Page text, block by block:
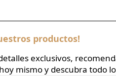
productos!
exclusivos,
mismo y descubra todo